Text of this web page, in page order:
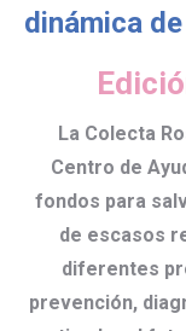
dinámica
La Colecta
Centro de
fondos para
de escasos
diferentes
prevención,